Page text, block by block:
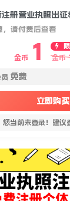
，请付费后查看
金币 1
金币
免费
立即购买
您当前未登录！建议